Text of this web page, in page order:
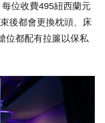
位收費495紐西蘭元
後都會更換枕頭、床
位都配有拉簾以保私